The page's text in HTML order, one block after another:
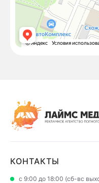
КОНТАКТЫ
с 9:00 до 18:00 (сб-вс